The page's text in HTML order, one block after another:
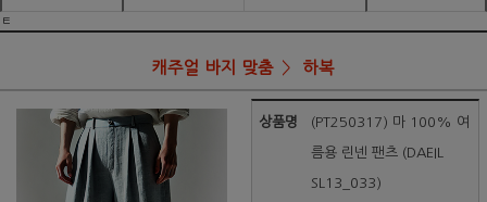
ㅌ
캐주얼 바지 맞춤 하복
상품명 (PT250317) 마 100% 여
름용 린넨 팬츠 (DAEIL
SL13_033)